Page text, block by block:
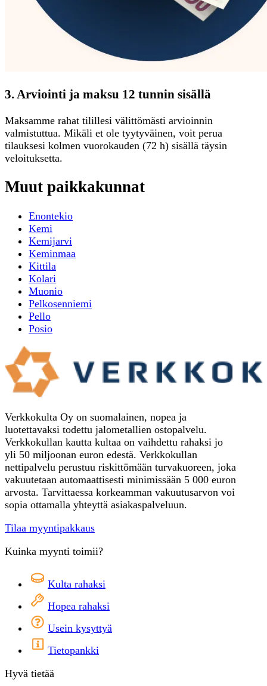
3. Arviointi ja maksu 12 tunnin sisällä
Maksamme rahat tilillesi välittömästi arvioinnin
valmistuttua. Mikäli et ole tyytyväinen, voit perua
tilauksesi kolmen vuorokauden (72 h) sisällä täysin
veloituksetta.
Muut paikkakunnat
Enontekio
Kemi
Kemijarvi
Keminmaa
Kittila
Kolari
Muonio
Pelkosenniemi
Pello
Posio
Verkkokulta Oy on suomalainen, nopea ja
luotettavaksi todettu jalometallien ostopalvelu.
Verkkokullan kautta kultaa on vaihdettu rahaksi jo
yli 50 miljoonan euron edestä. Verkkokullan
nettipalvelu perustuu riskittömään turvakuoreen, joka
vakuutetaan automaattisesti minimissään 5 000 euron
arvosta. Tarvittaessa korkeamman vakuutusarvon voi
sopia ottamalla yhteyttä asiakaspalveluun.
Tilaa myyntipakkaus
Kuinka myynti toimii?
Kulta rahaksi
Hopea rahaksi
Usein kysyttyä
Tietopankki
Hyvä tietää